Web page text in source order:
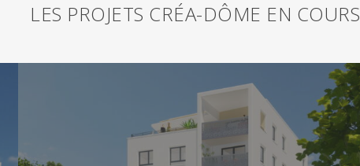
LES PROJETS CRÉA-DÔME EN COURS